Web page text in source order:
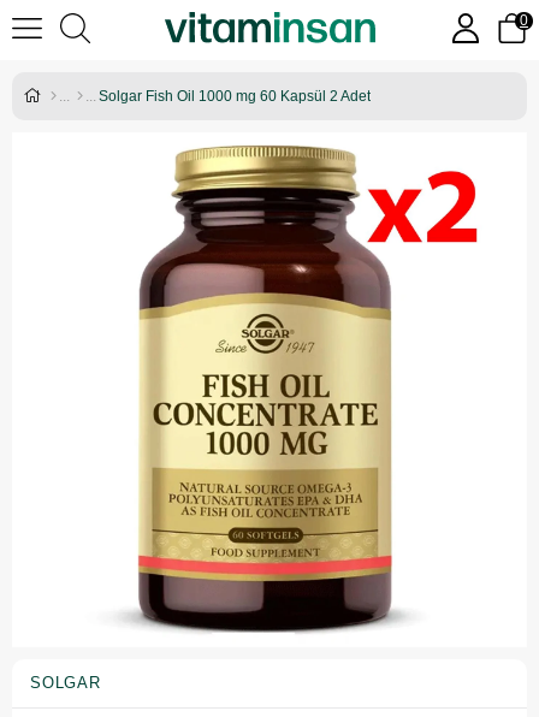
0
Solgar Fish Oil 1000 mg 60 Kapsül 2 Adet
SOLGAR